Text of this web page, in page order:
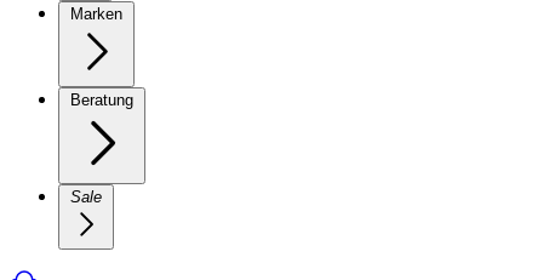
Marken
Beratung
Sale